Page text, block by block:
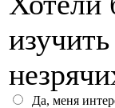
Да, меня